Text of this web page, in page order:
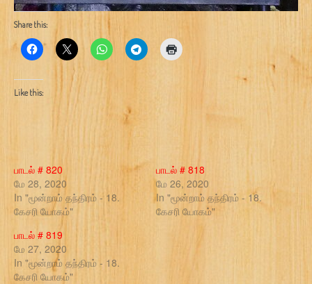
Share this:
Like this:
பாடல் # 820
மே 28, 2020
In "மூன்றாம் தந்திரம் - 18.
கேசரி யோகம்"
பாடல் # 818
மே 26, 2020
In "மூன்றாம் தந்திரம் - 18.
கேசரி யோகம்"
பாடல் # 819
மே 27, 2020
In "மூன்றாம் தந்திரம் - 18.
கேசரி யோகம்"